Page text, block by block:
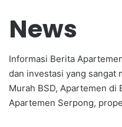
News
Informasi Berita
dan investasi yang sangat
Murah BSD, Apartemen di
Apartemen Serpong,